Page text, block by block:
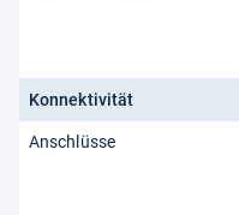
Konnektivität
Anschlüsse